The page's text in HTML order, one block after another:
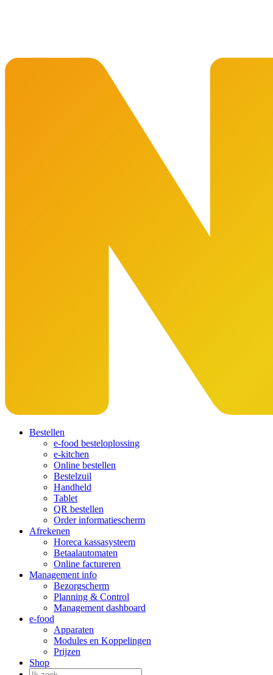
Bestellen
e-food besteloplossing
e-kitchen
Online bestellen
Bestelzuil
Handheld
Tablet
QR bestellen
Order informatiescherm
Afrekenen
Horeca kassasysteem
Betaalautomaten
Online factureren
Management info
Bezorgscherm
Planning & Control
Management dashboard
e-food
Apparaten
Modules en Koppelingen
Prijzen
Shop